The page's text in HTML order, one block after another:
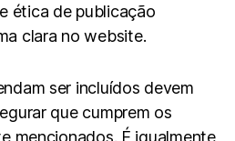
ética de publicação
clara no website.
ser incluídos devem
que cumprem os
mencionados. É igualmente